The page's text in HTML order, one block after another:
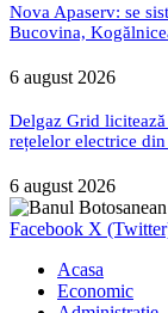
Nova Apaserv: se
Bucovina,
6 august 2026
Delgaz Grid
rețelelor electrice
6 august 2026
Facebook X
Acasa
Economic